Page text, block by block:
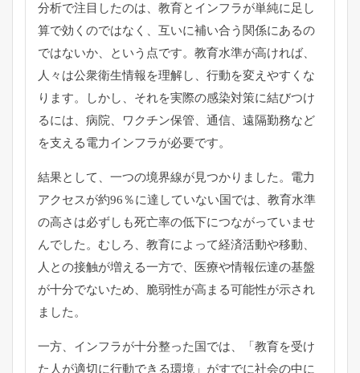
分析で注目したのは、教育とインフラが単純に足し
算で効くのではなく、互いに補い合う関係にあるの
ではないか、という点です。教育水準が高ければ、
人々は公衆衛生情報を理解し、行動を変えやすくな
ります。しかし、それを実際の感染対策に結びつけ
るには、病院、ワクチン保管、通信、遠隔勤務など
を支える電力インフラが必要です。
結果として、一つの境界線が見つかりました。電力
アクセスが約96％に達していない国では、教育水準
の高さは必ずしも死亡率の低下につながっていませ
んでした。むしろ、教育によって経済活動や移動、
人との接触が増える一方で、医療や情報伝達の基盤
が十分でないため、脆弱性が高まる可能性が示され
ました。
一方、インフラが十分整った国では、「教育を受け
た人が適切に行動できる環境」がすでに社会の中に